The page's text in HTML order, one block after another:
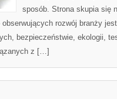
sposób. Strona skupia się
rozwój branży
bezpieczeństwie, ekologii,
z […]